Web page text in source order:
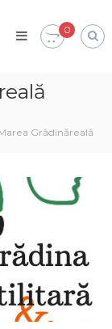
0
Grădinăreală